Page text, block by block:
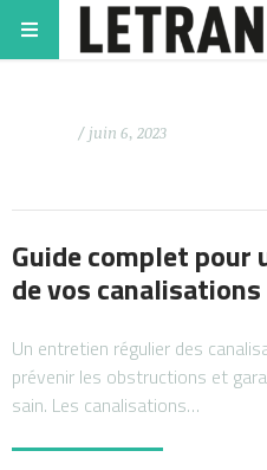
/ juin 6, 2023
Guide complet
de vos canalisations
Un entretien régulier des
prévenir les obstructions et
sain. Les canalisations…